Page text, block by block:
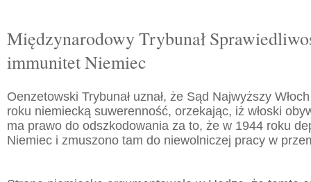
Międzynarodowy Trybunał
immunitet Niemiec
Oenzetowski Trybunał uznał, że Sąd Najwyższy
roku niemiecką suwerenność, orzekając, iż włoski
ma prawo do odszkodowania za to, że w 1944 roku
Niemiec i zmuszono tam do niewolniczej pracy w